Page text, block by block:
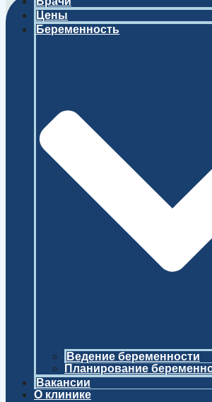
Цены
Беременность
Ведение беременности
Планирование
Вакансии
О клинике